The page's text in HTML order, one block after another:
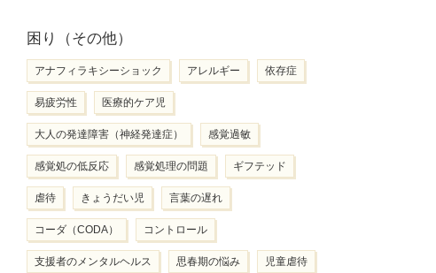
困り（その他）
アナフィラキシーショック アレルギー 依存症
易疲労性 医療的ケア児
大人の発達障害（神経発達症） 感覚過敏
感覚処の低反応 感覚処理の問題 ギフテッド
虐待 きょうだい児 言葉の遅れ
コーダ（CODA） コントロール
支援者のメンタルヘルス 思春期の悩み 児童虐待